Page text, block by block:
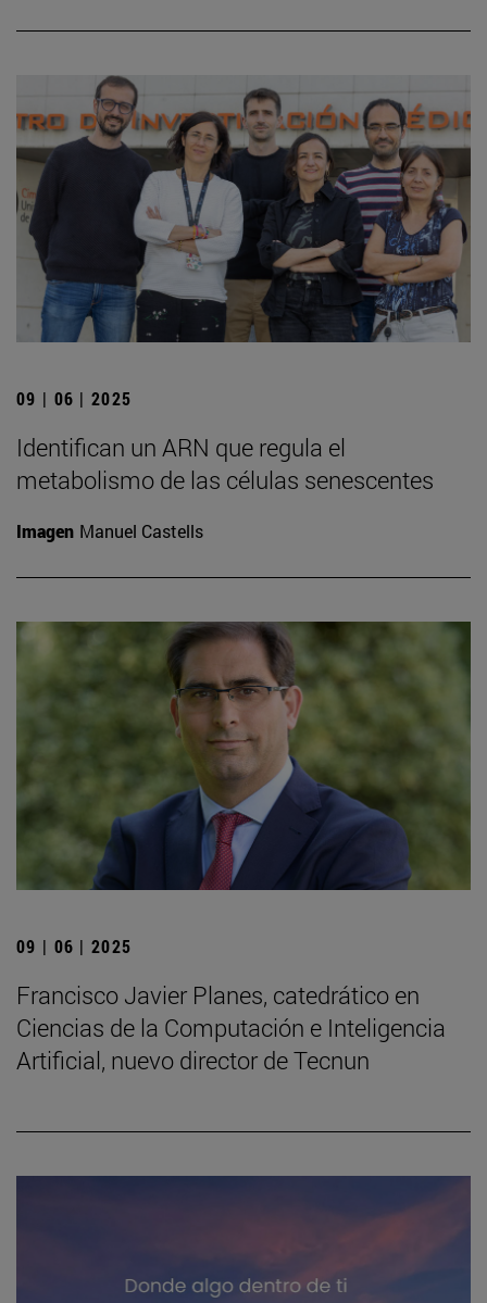
09 | 06 | 2025
Identifican un ARN que regula el
metabolismo de las células senescentes
Imagen Manuel Castells
09 | 06 | 2025
Francisco Javier Planes, catedrático en
Ciencias de la Computación e Inteligencia
Artificial, nuevo director de Tecnun